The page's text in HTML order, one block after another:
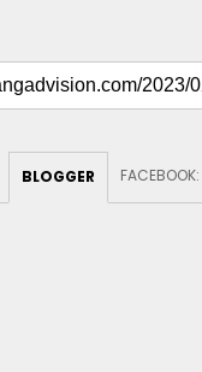
BLOGGER FACEBOOK: